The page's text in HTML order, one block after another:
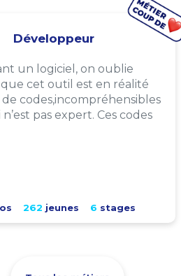
Développeur
un logiciel, on oublie
cet outil est en réalité
de codes,incompréhensibles
pas expert. Ces codes
262 jeunes 6 stages